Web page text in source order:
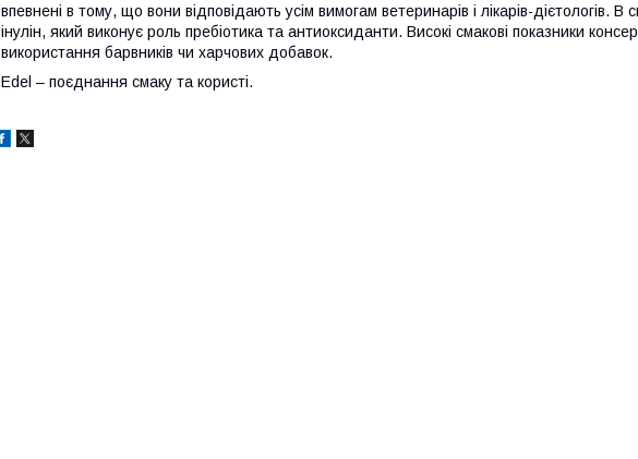
впевнені в тому, що вони відповідають усім вимогам ветеринарів і лікарів-дієтологів. В
інулін, який виконує роль пребіотика та антиоксиданти. Високі смакові показники
використання барвників чи харчових добавок.
Edel – поєднання смаку та користі.